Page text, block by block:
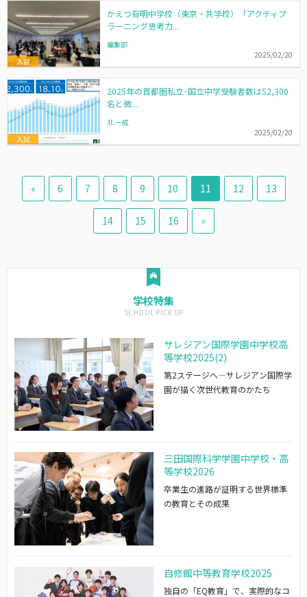
入試
かえつ有明中学校（東京・共学校）「アクティブ
ラーニング思考力...
編集部
2025/02/20
入試
2025年の首都圏私立･国立中学受験者数は52,300
名と微...
北 一成
2025/02/20
« 6 7 8 9 10 11 12 13
14 15 16 »
学校特集
サレジアン国際学園中学校高
等学校2025(2)
第2ステージへ―サレジアン国際学
園が描く次世代教育のかたち
三田国際科学学園中学校・高
等学校2026
卒業生の進路が証明する世界標準
の教育とその成果
自修館中等教育学校2025
独自の「EQ教育」で、実際的なコ